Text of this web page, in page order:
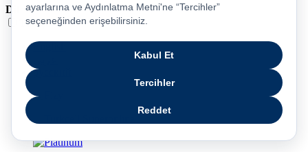
Dil
Türkçe
English
русский